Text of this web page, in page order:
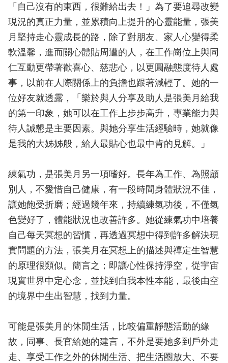
「自己沒有的東西，很難給出去！」為了要追尋改變
現況的真正力量，並累積向上提升的心靈能量，張美
月堅持走心靈成長的路，除了對朋友、家人心變得柔
軟溫馨，進而關心體貼周遭的人，在工作崗位上與同
仁互動更帶著歡喜心、慈悲心，以更圓融態度待人處
事，以前在人際關係上的負擔也跟著減輕了。她的一
位好友就透露，「樂於與人分享及助人是張美月給我
的第一印象，她可以在工作上步步高升，專業能力與
待人誠懇是主要因素。與她分享生活經驗時，她就像
是我的大姊姊般，給人最貼心也最中肯的見解。」
練氣功，是張美月另一項嗜好。長年為工作、為照顧
別人，不愛惜自己健康，有一段時間身體狀況不佳，
讓她飽受折磨；經過幾年來，持續練氣功後，不僅氣
色變好了，體能狀況也改善許多。她從練氣功中培養
自己每天冥想的習慣，再透過冥想中得到許多解決現
實問題的方法，張美月在冥想上的描述與禪定生智慧
的原理很類似。簡言之；即讓心性保持淨空，從宇宙
現實世界中定心念，並找到自我本性本能，最後由空
的境界中生出智慧，找到力量。
可能是張美月的休閒生活，比較偏重靜態活動的緣
故，同事、長官給她的建言，不外是要她多到戶外走
走、享受工作之外的休閒生活、把生活圈放大、不要